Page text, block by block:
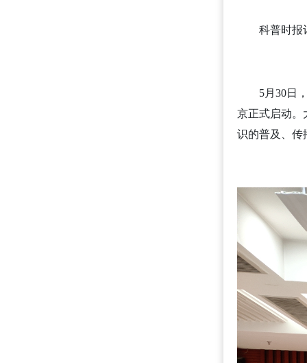
科普时报
5月30日
京正式启动。
识的普及、传